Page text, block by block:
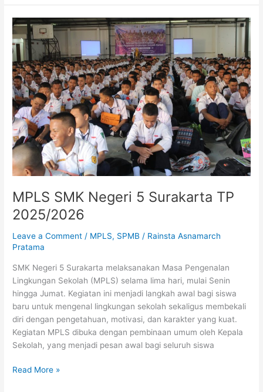
MPLS SMK Negeri 5 Surakarta TP
2025/2026
Leave a Comment / MPLS, SPMB / Rainsta Asnamarch
Pratama
SMK Negeri 5 Surakarta melaksanakan Masa Pengenalan
Lingkungan Sekolah (MPLS) selama lima hari, mulai Senin
hingga Jumat. Kegiatan ini menjadi langkah awal bagi siswa
baru untuk mengenal lingkungan sekolah sekaligus membekali
diri dengan pengetahuan, motivasi, dan karakter yang kuat.
Kegiatan MPLS dibuka dengan pembinaan umum oleh Kepala
Sekolah, yang menjadi pesan awal bagi seluruh siswa
MPLS
SMK
Negeri
5
Surakarta
TP
2025/2026
Read More »